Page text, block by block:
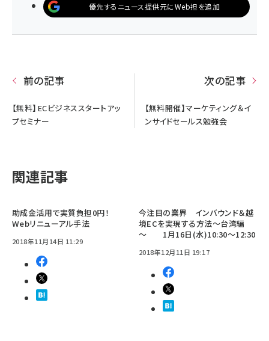
優先するニュース提供元にWeb担を追加
前の記事
【無料】ECビジネススタートアッ
プセミナー
次の記事
【無料開催】マーケティング＆イ
ンサイドセールス勉強会
関連記事
助成金活用で実質負担0円！
Webリニューアル手法
2018年11月14日 11:29
今注目の業界 インバウンド＆越
境ECを実現する方法～台湾編
～ 1月16日(水)10:30～12:30
2018年12月11日 19:17